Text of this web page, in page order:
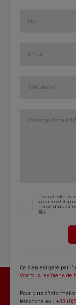
J'ac­cepte de
ou sur mon
seront jamais
lité.
Ce bien est géré par l'
Voir tous les biens de
Pour plus
téléphone au : +33